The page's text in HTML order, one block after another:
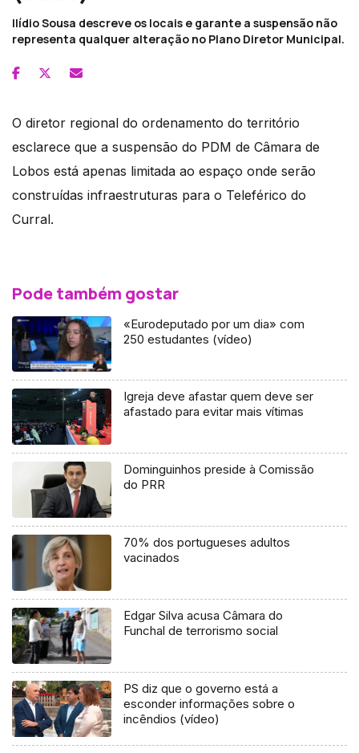
Ilídio Sousa descreve os locais e garante a suspensão não
representa qualquer alteração no Plano Diretor Municipal.
O diretor regional do ordenamento do território
esclarece que a suspensão do PDM de Câmara de
Lobos está apenas limitada ao espaço onde serão
construídas infraestruturas para o Teleférico do
Curral.
Pode também gostar
«Eurodeputado por um dia» com
250 estudantes (vídeo)
Igreja deve afastar quem deve ser
afastado para evitar mais vítimas
Dominguinhos preside à Comissão
do PRR
70% dos portugueses adultos
vacinados
Edgar Silva acusa Câmara do
Funchal de terrorismo social
PS diz que o governo está a
esconder informações sobre o
incêndios (vídeo)